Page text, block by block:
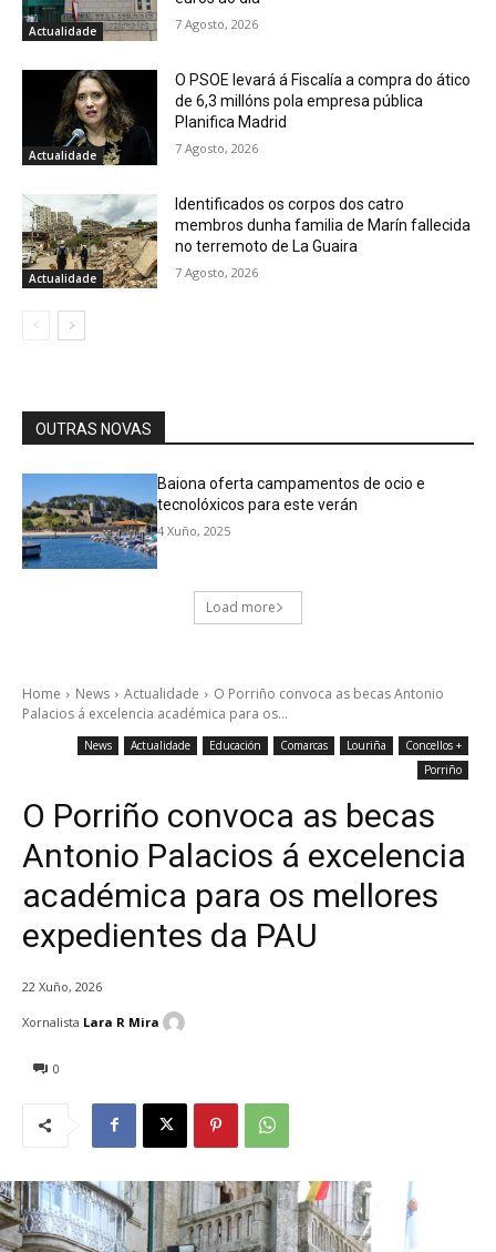
Actualidade 7 Agosto, 2026
Actualidade
O PSOE levará á Fiscalía a compra do ático
de 6,3 millóns pola empresa pública
Planifica Madrid
7 Agosto, 2026
Actualidade
Identificados os corpos dos catro
membros dunha familia de Marín fallecida
no terremoto de La Guaira
7 Agosto, 2026
OUTRAS NOVAS
Baiona oferta campamentos de ocio e
tecnolóxicos para este verán
4 Xuño, 2025
Load more